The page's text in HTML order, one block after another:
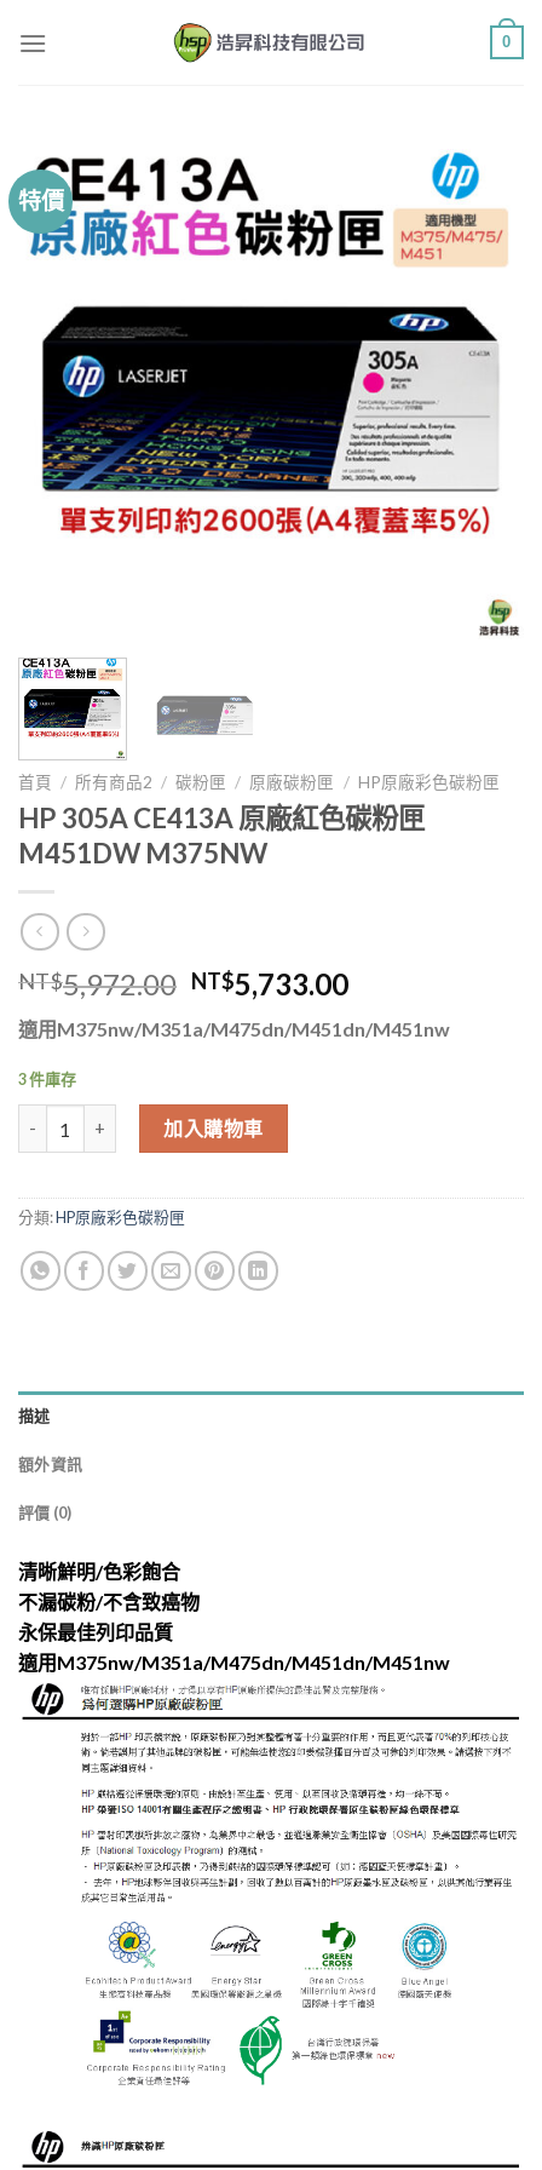
0
特價
首頁 / 所有商品2 / 碳粉匣 / 原廠碳粉匣 / HP原廠彩色碳粉匣
HP 305A CE413A 原廠紅色碳粉匣
M451DW M375NW
NT$5,972.00 原
價
NT$5,972.00。
NT$5,733.00目
價
適用M375nw/M351a/M475dn/M451dn/M451nw
3 件庫存
HP 305A CE413A 原廠紅色碳粉匣 M451DW M375NW 數量
加入購物車
分類:HP原廠彩色碳粉匣
描述
額外資訊
評價 (0)
清晰鮮明/色彩飽合
不漏碳粉/不含致癌物
永保最佳列印品質
適用M375nw/M351a/M475dn/M451dn/M451nw